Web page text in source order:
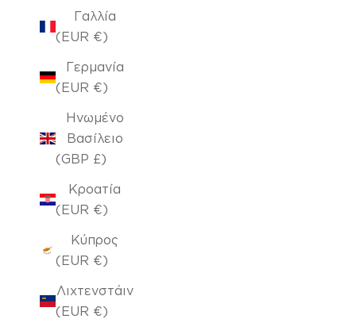
Γαλλία
(EUR €)
Γερμανία
(EUR €)
Ηνωμένο
Βασίλειο
(GBP £)
Κροατία
(EUR €)
Κύπρος
(EUR €)
Λιχτενστάιν
(EUR €)